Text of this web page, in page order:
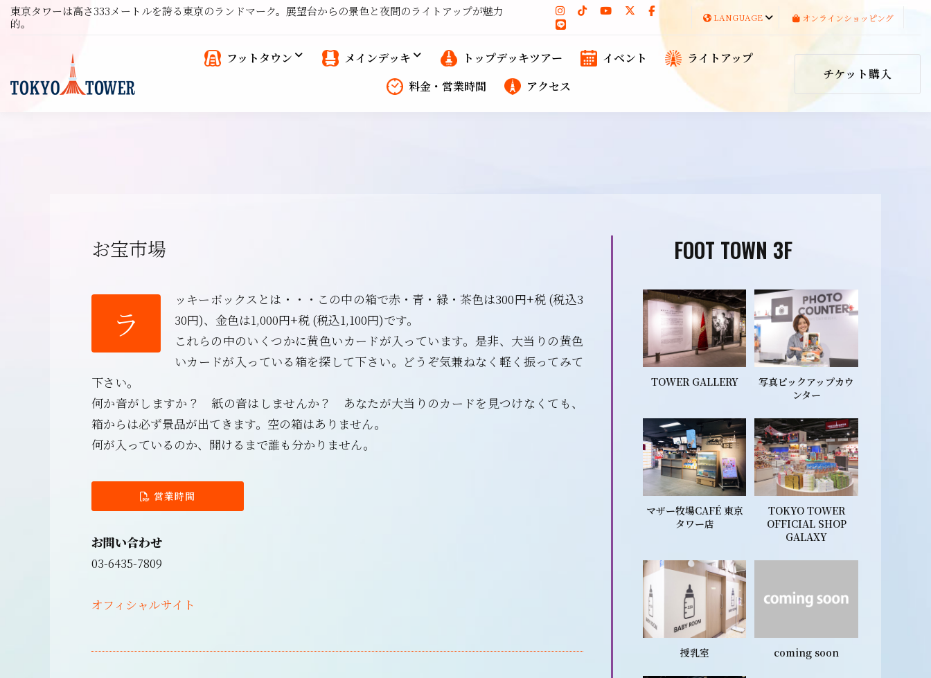
東京タワーは高さ333メートルを誇る東京のランドマーク。展望台からの景色と夜間のライトアップが魅力
的。
LANGUAGE オンラインショッピング
チケット購入
フットタウン メインデッキ トップデッキツアー イベント
ライトアップ
料金・営業時間
アクセス
お宝市場
ラ
ッキーボックスとは・・・この中の箱で赤・青・緑・茶色は300円+税 (税込3
30円)、金色は1,000円+税 (税込1,100円)です。
これらの中のいくつかに黄色いカードが入っています。是非、大当りの黄色
いカードが入っている箱を探して下さい。どうぞ気兼ねなく軽く振ってみて
下さい。
何か音がしますか？ 紙の音はしませんか？ あなたが大当りのカードを見つけなくても、
箱からは必ず景品が出てきます。空の箱はありません。
何が入っているのか、開けるまで誰も分かりません。
営業時間
お問い合わせ
03-6435-7809
オフィシャルサイト
FOOT TOWN 3F
TOWER GALLERY
写真ピックアップカウ
ンター
マザー牧場CAFÉ 東京
タワー店
TOKYO TOWER
OFFICIAL SHOP
GALAXY
授乳室 coming soon